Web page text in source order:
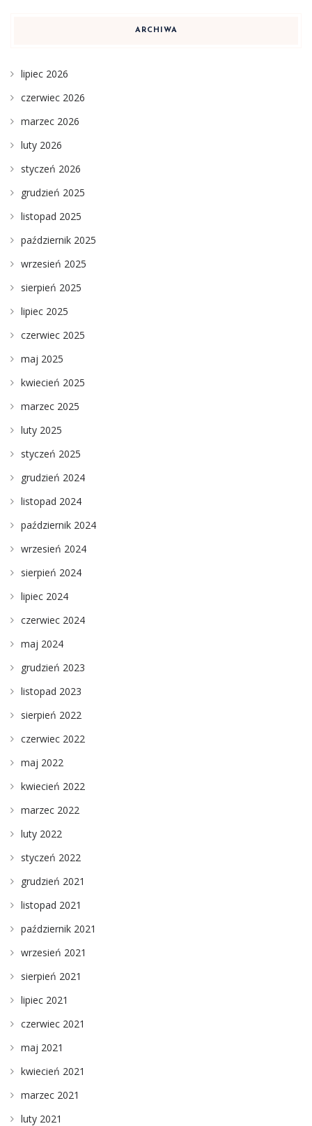
ARCHIWA
lipiec 2026
czerwiec 2026
marzec 2026
luty 2026
styczeń 2026
grudzień 2025
listopad 2025
październik 2025
wrzesień 2025
sierpień 2025
lipiec 2025
czerwiec 2025
maj 2025
kwiecień 2025
marzec 2025
luty 2025
styczeń 2025
grudzień 2024
listopad 2024
październik 2024
wrzesień 2024
sierpień 2024
lipiec 2024
czerwiec 2024
maj 2024
grudzień 2023
listopad 2023
sierpień 2022
czerwiec 2022
maj 2022
kwiecień 2022
marzec 2022
luty 2022
styczeń 2022
grudzień 2021
listopad 2021
październik 2021
wrzesień 2021
sierpień 2021
lipiec 2021
czerwiec 2021
maj 2021
kwiecień 2021
marzec 2021
luty 2021